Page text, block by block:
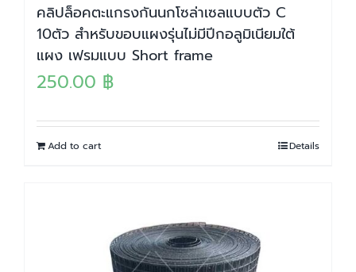
คลิปล็อคตะแกรงกันนกโซล่าเซลแบบตัว C
10ตัว สำหรับขอบแผงรุ่นไม่มีปีกอลูมิเนียมใต้
แผง เฟรมแบบ Short frame
250.00 ฿
Add to cart Details